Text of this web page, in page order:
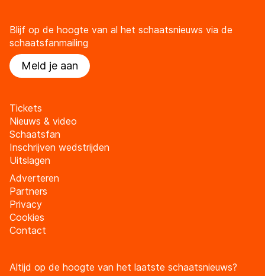
Blijf op de hoogte van al het schaatsnieuws via de
schaatsfanmailing
Meld je aan
Tickets
Nieuws & video
Schaatsfan
Inschrijven wedstrijden
Uitslagen
Adverteren
Partners
Privacy
Cookies
Contact
Altijd op de hoogte van het laatste schaatsnieuws?